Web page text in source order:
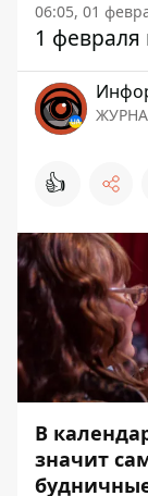
06:05, 01
1 февраля
👍
В
значит